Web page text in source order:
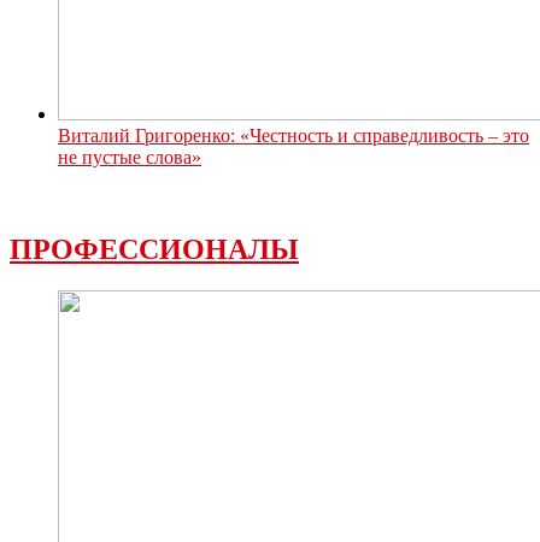
Виталий Григоренко: «Честность и справедливость – это
не пустые слова»
ПРОФЕССИОНАЛЫ